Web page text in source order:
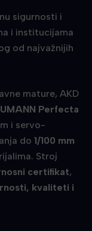
sigurnosti i
i institucijama
od najvažnijih
mature, AKD
Perfecta
i servo-
do 1/100 mm
Stroj
certifikat,
kvaliteti i